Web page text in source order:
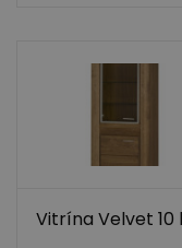
Vitrína Velvet 10